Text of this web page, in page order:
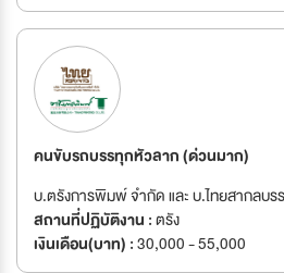
คนขับรถบรรทุกหัวลาก (ด่วนมาก)
บ.ตรังการพิมพ์ จำกัด และ บ.ไทยสากลบ
สถานที่ปฏิบัติงาน :ตรัง
เงินเดือน(บาท) :30,000 - 55,000